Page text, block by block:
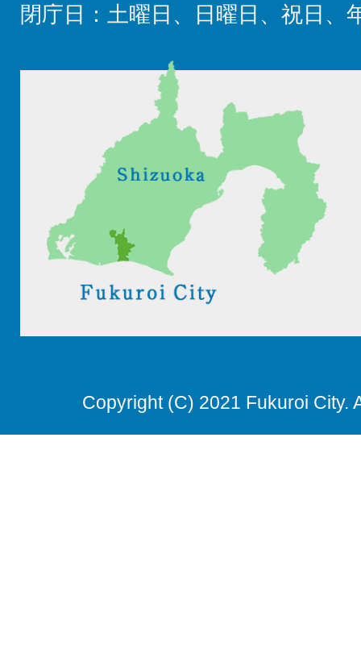
閉庁日：土曜日、日曜日、祝日、
Copyright (C) 2021 Fukuroi City.